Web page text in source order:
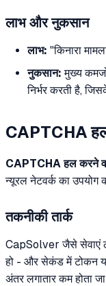
लाभ और नुकसान
लाभ: "किनारा
नुकसान: मुख्य
निर्भर करती है,
CAPTCHA
CAPTCHA हल करने
न्यूरल नेटवर्क का उपयोग
तकनीकी तार्क
CapSolver जैसे सेवाएं
हो - और सेकंड में टोकन
अंतर लगातार कम होता जा